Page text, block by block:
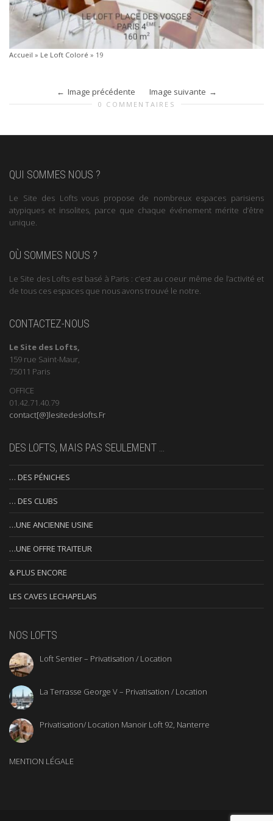
Accueil » Le Loft Coloré » 19
Image précédente Image suivante
0 COMMENTAIRES
QUI SOMMES NOUS ?
Le Site des Lofts vous propose de nombreux espaces parisiens
atypiques et insolites, parce que chaque événement mérite d’être
unique.
OÙ SOMMES NOUS ?
Le Site des Lofts est basé à Paris : c’est au coeur même de l’activité et
de tous ces espaces que nous avons trouvé le notre.
CONTACTEZ-NOUS
Le Site des Lofts,
159 rue Saint-Maur,
75011 Paris
OFFICE
01.42.71.40.79
contact[@]lesitedeslofts.Fr
DES LOFTS, MAIS PAS SEULEMENT …
… DES PÉNICHES
… DES CLUBS
…UNE ANCIENNE USINE
…UNE OFFRE TRAITEUR
& PLUS ENCORE
LES CAVES LECHAPELAIS
NOS LOFTS
Loft Sentier – Privatisation / Location
La Terrasse George V – Privatisation / Location
Privatisation/ Location Manoir Loft 92, Nanterre
MENTION LÉGALE